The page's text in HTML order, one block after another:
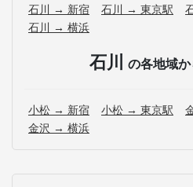
石川 → 新宿 石川 → 東京駅
石川 → 横浜
石川 の各地域
小松 → 新宿 小松 → 東京駅
金沢 → 横浜